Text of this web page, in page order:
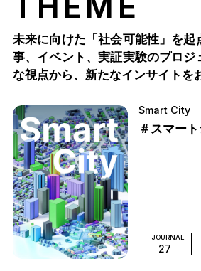
未来に向けた「社会可能性」を起
事、イベント、実証実験のプロジ
な視点から、新たなインサイトを
Smart City
＃スマー
JOURNAL
27